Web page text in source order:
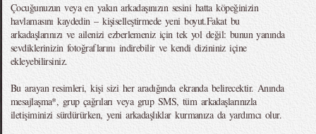
Çocuğunuzun veya en yakın arkadaşınızın sesini hatta köpeğinizin
havlamasını kaydedin – kişiselleştirmede yeni boyut.Fakat bu
arkadaşlarınızı ve ailenizi ezberlemeniz için tek yol değil: bunun yanında
sevdiklerinizin fotoğraflarını indirebilir ve kendi dizininiz içine
ekleyebilirsiniz.
Bu arayan resimleri, kişi sizi her aradığında ekranda belirecektir. Anında
mesajlaşma*, grup çağrıları veya grup SMS, tüm arkadaşlarınızla
iletişiminizi sürdürürken, yeni arkadaşlıklar kurmanıza da yardımcı olur.